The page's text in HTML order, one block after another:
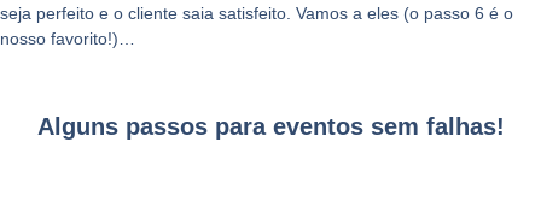
seja perfeito e o cliente saia satisfeito. Vamos a eles (o passo 6 é o
nosso favorito!)…
Alguns passos para eventos sem falhas!